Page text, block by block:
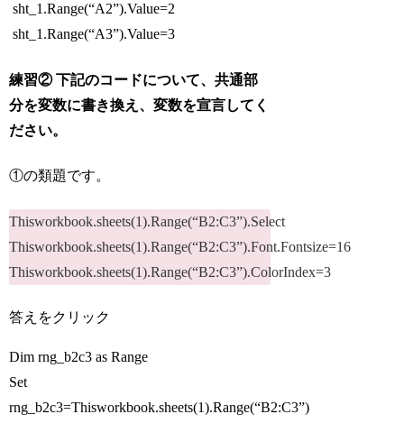
sht_1.Range(“A2”).Value=2
sht_1.Range(“A3”).Value=3
練習② 下記のコードについて、共通部
分を変数に書き換え、変数を宣言してく
ださい。
①の類題です。
Thisworkbook.sheets(1).Range(“B2:C3”).Select
Thisworkbook.sheets(1).Range(“B2:C3”).Font.Fontsize=16
Thisworkbook.sheets(1).Range(“B2:C3”).ColorIndex=3
答えをクリック
Dimrng_b2c3 asRange
Set
rng_b2c3=Thisworkbook.sheets(1).Range(“B2:C3”)